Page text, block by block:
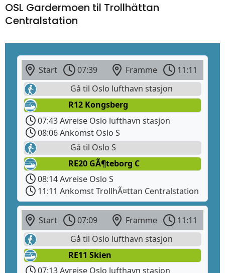
OSL Gardermoen til Trollhättan
Centralstation
Start 07:39 Framme
11:11
Gå til Oslo lufthavn stasjon
R12 Kongsberg
07:43 Avreise Oslo lufthavn stasjon
08:06 Ankomst Oslo S
Gå til Oslo S
RE20 GÃ¶teborg C
08:14 Avreise Oslo S
11:11 Ankomst TrollhÃ¤ttan Centralstation
Start 07:09 Framme
11:11
Gå til Oslo lufthavn stasjon
RE11 Skien
07:13 Avreise Oslo lufthavn stasjon